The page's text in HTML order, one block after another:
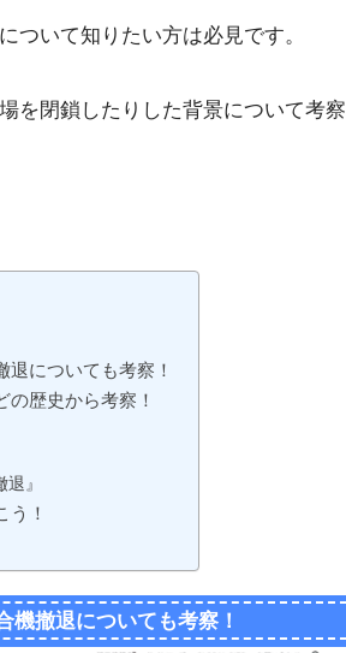
ついて知りたい方は必見です。
を閉鎖したりした背景について考察
についても考察！
歴史から考察！
』
う！
撤退についても考察！